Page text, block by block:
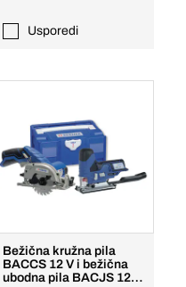
Usporedi
Bežična kružna pila
BACCS 12 V i bežična
ubodna pila BACJS 12 V